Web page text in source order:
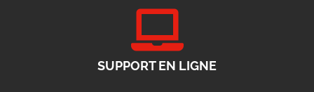
SUPPORT EN LIGNE